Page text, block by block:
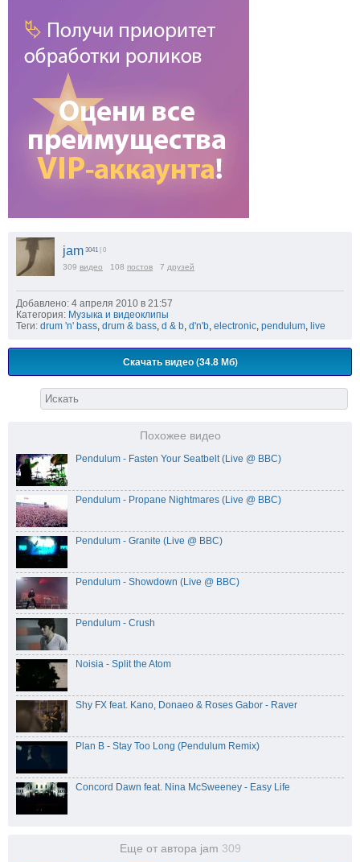
jam 3041 | 0
309 видео 108 постов 7 друзей
Добавлено: 4 апреля 2010 в 21:57
Категория: Музыка и видеоклипы
Теги: drum 'n' bass, drum & bass, d & b, d'n'b, electronic, pendulum, live
Скачать видео (34.8 Мб)
Похожее видео
Pendulum - Fasten Your Seatbelt (Live @ BBC)
Pendulum - Propane Nightmares (Live @ BBC)
Pendulum - Granite (Live @ BBC)
Pendulum - Showdown (Live @ BBC)
Pendulum - Crush
Noisia - Split the Atom
Shy FX feat. Kano, Donaeo & Roses Gabor - Raver
Plan B - Stay Too Long (Pendulum Remix)
Concord Dawn feat. Nina McSweeney - Easy Life
Еще от автора jam 309